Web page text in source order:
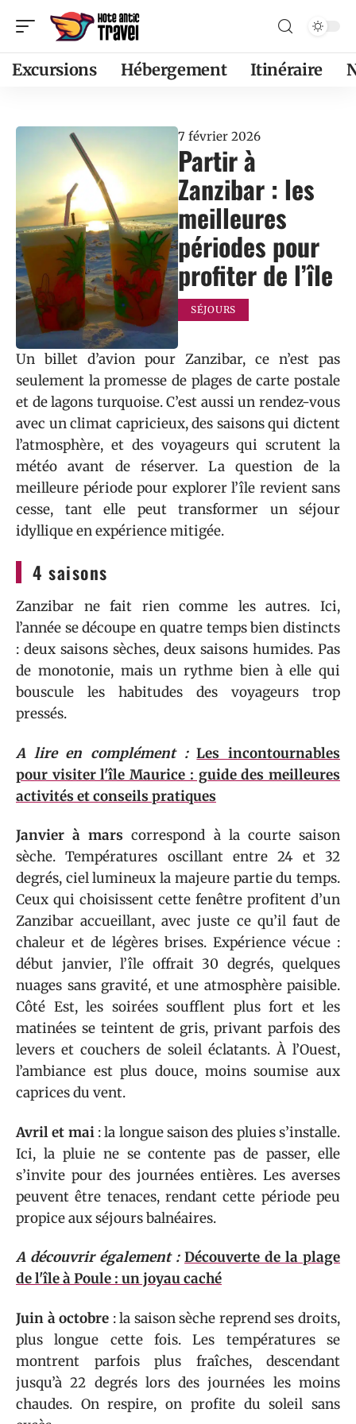
Excursions Hébergement Itinéraire
7 février 2026
Partir à
Zanzibar : les
meilleures
périodes pour
profiter de l’île
SÉJOURS
Un billet d’avion pour Zanzibar, ce n’est pas
seulement la promesse de plages de carte postale
et de lagons turquoise. C’est aussi un rendez-vous
avec un climat capricieux, des saisons qui dictent
l’atmosphère, et des voyageurs qui scrutent la
météo avant de réserver. La question de la
meilleure période pour explorer l’île revient sans
cesse, tant elle peut transformer un séjour
idyllique en expérience mitigée.
4 saisons
Zanzibar ne fait rien comme les autres. Ici,
l’année se découpe en quatre temps bien distincts
: deux saisons sèches, deux saisons humides. Pas
de monotonie, mais un rythme bien à elle qui
bouscule les habitudes des voyageurs trop
pressés.
A lire en complément : Les incontournables
pour visiter l'île Maurice : guide des meilleures
activités et conseils pratiques
Janvier à mars correspond à la courte saison
sèche. Températures oscillant entre 24 et 32
degrés, ciel lumineux la majeure partie du temps.
Ceux qui choisissent cette fenêtre profitent d’un
Zanzibar accueillant, avec juste ce qu’il faut de
chaleur et de légères brises. Expérience vécue :
début janvier, l’île offrait 30 degrés, quelques
nuages sans gravité, et une atmosphère paisible.
Côté Est, les soirées soufflent plus fort et les
matinées se teintent de gris, privant parfois des
levers et couchers de soleil éclatants. À l’Ouest,
l’ambiance est plus douce, moins soumise aux
caprices du vent.
Avril et mai: la longue saison des pluies s’installe.
Ici, la pluie ne se contente pas de passer, elle
s’invite pour des journées entières. Les averses
peuvent être tenaces, rendant cette période peu
propice aux séjours balnéaires.
A découvrir également : Découverte de la plage
de l'île à Poule : un joyau caché
Juin à octobre : la saison sèche reprend ses droits,
plus longue cette fois. Les températures se
montrent parfois plus fraîches, descendant
jusqu’à 22 degrés lors des journées les moins
chaudes. On respire, on profite du soleil sans